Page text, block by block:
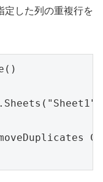
定した列の重複行を